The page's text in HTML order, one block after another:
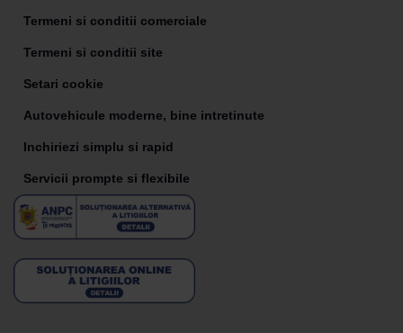
Termeni si conditii comerciale
Termeni si conditii site
Setari cookie
Autovehicule moderne, bine intretinute
Inchiriezi simplu si rapid
Servicii prompte si flexibile